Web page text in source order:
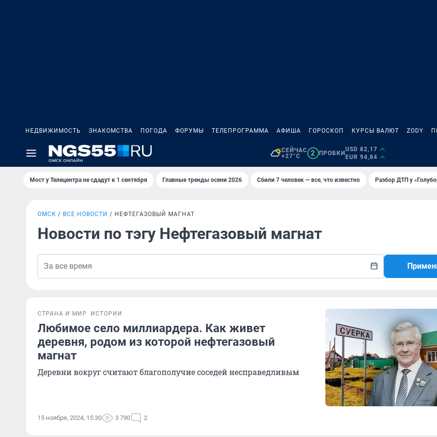
НЕДВИЖИМОСТЬ ЗНАКОМСТВА ПОГОДА ФОРУМЫ ТЕЛЕПРОГРАММА АФИША ГОРОСКОП КУРСЫ ВАЛЮТ ZODY
СЕЙЧАС
+27°C
2 ПРОБКИ
USD 82,17
EUR 94,84
Мост у Телецентра не сдадут к 1 сентября Главные тренды осени 2026 Сбили 7 человек — все, что известно Разбор ДТП у
ОМСК ВСЕ НОВОСТИ НЕФТЕГАЗОВЫЙ МАГНАТ
Новости по тэгу Нефтегазовый магнат
СТРАНА И МИР ИСТОРИИ
Любимое село миллиардера. Как живет
деревня, родом из которой нефтегазовый
магнат
Деревни вокруг считают благополучие соседей несправедливым
15 ноября, 2024, 15:30 3 790 2